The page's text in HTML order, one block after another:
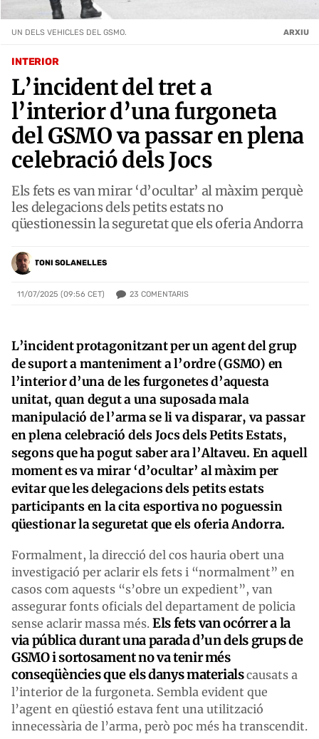
INTERIOR
L’incident del tret a
l’interior d’una furgoneta
del GSMO va passar en plena
celebració dels Jocs
Els fets es van mirar ‘d’ocultar’ al màxim perquè
les delegacions dels petits estats no
qüestionessin la seguretat que els oferia Andorra
TONI SOLANELLES
11/07/2025 (09:56 CET) 23 COMENTARIS
UN DELS VEHICLES DEL GSMO. ARXIU
L’incident protagonitzant per un agent del grup
de suport a manteniment a l’ordre (GSMO) en
l’interior d’una de les furgonetes d’aquesta
unitat, quan degut a una suposada mala
manipulació de l’arma se li va disparar, va passar
en plena celebració dels Jocs dels Petits Estats,
segons que ha pogut saber ara l’Altaveu. En aquell
moment es va mirar ‘d’ocultar’ al màxim per
evitar que les delegacions dels petits estats
participants en la cita esportiva no poguessin
qüestionar la seguretat que els oferia Andorra.
Formalment, la direcció del cos hauria obert una
investigació per aclarir els fets i “normalment” en
casos com aquests “s’obre un expedient”, van
assegurar fonts oficials del departament de policia
sense aclarir massa més. Els fets van ocórrer a la
via pública durant una parada d’un dels grups de
GSMO i sortosament no va tenir més
conseqüències que els danys materialscausats a
l’interior de la furgoneta. Sembla evident que
l’agent en qüestió estava fent una utilització
innecessària de l’arma, però poc més ha transcendit.